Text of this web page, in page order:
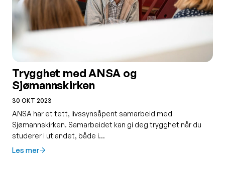
Trygghet med ANSA og
Sjømannskirken
30 OKT 2023
ANSA har et tett, livssynsåpent samarbeid med
Sjømannskirken. Samarbeidet kan gi deg trygghet når du
studerer i utlandet, både i…
Les mer